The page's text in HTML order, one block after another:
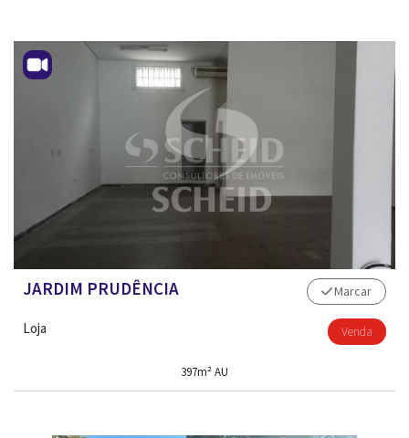
JARDIM PRUDÊNCIA
Loja
Marcar
Venda
397m² AU